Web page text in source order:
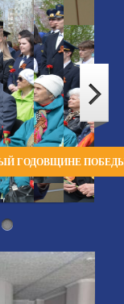
ГОДОВЩИНЕ